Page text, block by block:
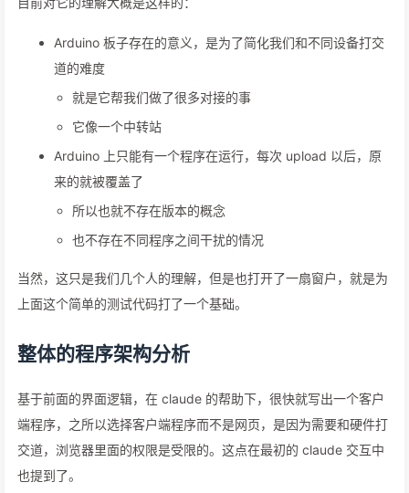
Arduino 板子存在的意义，是为了简化我们和不同设备打交
道的难度
就是它帮我们做了很多对接的事
它像一个中转站
Arduino 上只能有一个程序在运行，每次 upload 以后，原
来的就被覆盖了
所以也就不存在版本的概念
也不存在不同程序之间干扰的情况
当然，这只是我们几个人的理解，但是也打开了一扇窗户，就是为
上面这个简单的测试代码打了一个基础。
整体的程序架构分析
基于前面的界面逻辑，在 claude 的帮助下，很快就写出一个客户
端程序，之所以选择客户端程序而不是网页，是因为需要和硬件打
交道，浏览器里面的权限是受限的。这点在最初的 claude 交互中
也提到了。